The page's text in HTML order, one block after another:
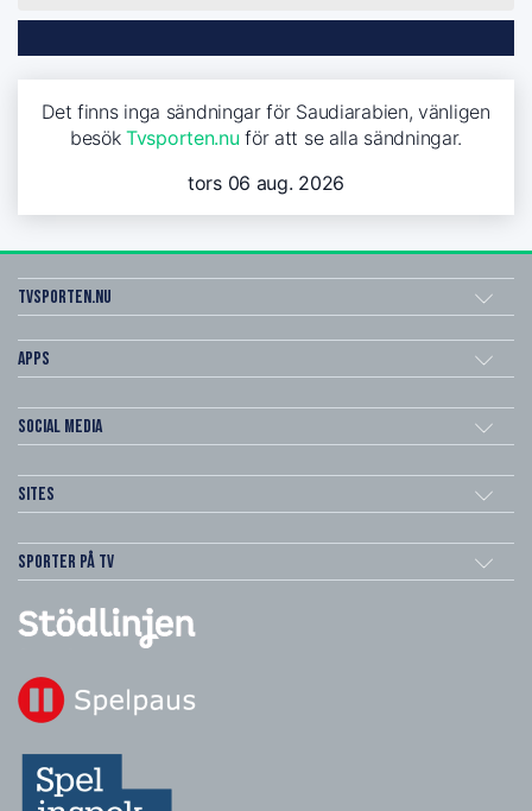
Det finns inga sändningar för Saudiarabien, vänligen
besökTvsporten.nu för att se alla sändningar.
tors 06 aug. 2026
Tvsporten.nu
Apps
Social Media
Sites
Sporter på TV